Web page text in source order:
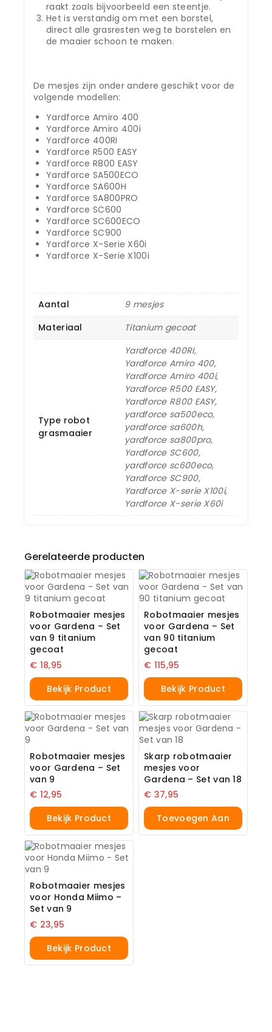
raakt zoals bijvoorbeeld een steentje.
Het is verstandig om met een borstel,
direct alle grasresten weg te borstelen en
de maaier schoon te maken.
De mesjes zijn onder andere geschikt voor de
volgende modellen:
Yardforce Amiro 400
Yardforce Amiro 400i
Yardforce 400RI
Yardforce R500 EASY
Yardforce R800 EASY
Yardforce SA500ECO
Yardforce SA600H
Yardforce SA800PRO
Yardforce SC600
Yardforce SC600ECO
Yardforce SC900
Yardforce X-Serie X60i
Yardforce X-Serie X100i
Aantal
9 mesjes
Materiaal
Titanium gecoat
Type robot
grasmaaier
Yardforce 400RI,
Yardforce Amiro 400,
Yardforce Amiro 400i,
Yardforce R500 EASY,
Yardforce R800 EASY,
yardforce sa500eco,
yardforce sa600h,
yardforce sa800pro,
Yardforce SC600,
yardforce sc600eco,
Yardforce SC900,
Yardforce X-serie X100i,
Yardforce X-serie X60i
Gerelateerde producten
Robotmaaier mesjes
voor Gardena – Set
van 9 titanium
gecoat
€ 18,95
Bekijk Product
Robotmaaier mesjes
voor Gardena – Set
van 90 titanium
gecoat
€ 115,95
Bekijk Product
Robotmaaier mesjes
voor Gardena – Set
van 9
€ 12,95
Bekijk Product
Skarp robotmaaier
mesjes voor
Gardena – Set van 18
€ 37,95
Toevoegen Aan
Winkelwagen
Robotmaaier mesjes
voor Honda Miimo –
Set van 9
€ 23,95
Bekijk Product